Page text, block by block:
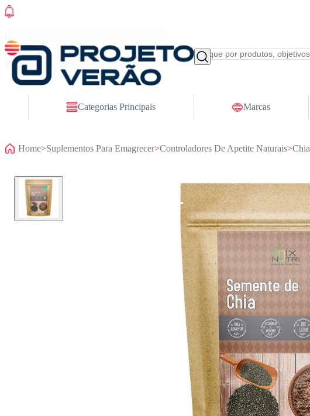
ofertas especiais
Categorias Principais Marcas
Home>Suplementos Para Emagrecer>Controladores De Apetite Naturais>Chia